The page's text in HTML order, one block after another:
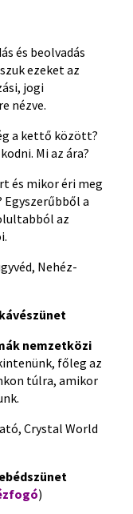
és beolvadás
ezeket az
jogi
nézve.
a kettő között?
Mi az ára?
és mikor éri meg
a
az
Nehéz-
nemzetközi
főleg az
túlra, amikor
Crystal World
)